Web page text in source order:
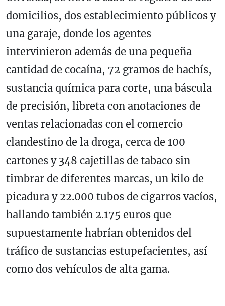
domicilios, dos establecimiento públicos y
una garaje, donde los agentes
intervinieron además de una pequeña
cantidad de cocaína, 72 gramos de hachís,
sustancia química para corte, una báscula
de precisión, libreta con anotaciones de
ventas relacionadas con el comercio
clandestino de la droga, cerca de 100
cartones y 348 cajetillas de tabaco sin
timbrar de diferentes marcas, un kilo de
picadura y 22.000 tubos de cigarros vacíos,
hallando también 2.175 euros que
supuestamente habrían obtenidos del
tráfico de sustancias estupefacientes, así
como dos vehículos de alta gama.